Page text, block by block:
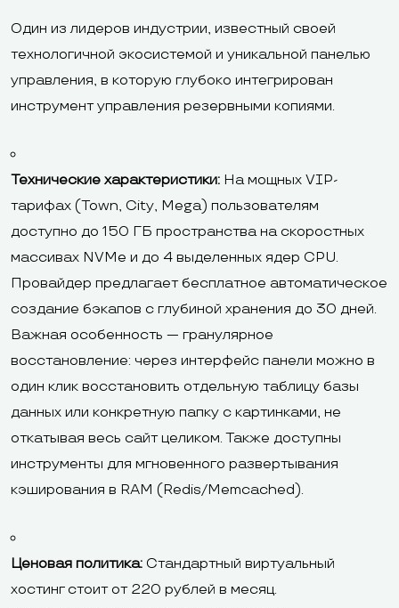
Один из лидеров индустрии, известный своей
технологичной экосистемой и уникальной панелью
управления, в которую глубоко интегрирован
инструмент управления резервными копиями.
Технические характеристики: На мощных VIP-
тарифах (Town, City, Mega) пользователям
доступно до 150 ГБ пространства на скоростных
массивах NVMe и до 4 выделенных ядер CPU.
Провайдер предлагает бесплатное автоматическое
создание бэкапов с глубиной хранения до 30 дней.
Важная особенность — гранулярное
восстановление: через интерфейс панели можно в
один клик восстановить отдельную таблицу базы
данных или конкретную папку с картинками, не
откатывая весь сайт целиком. Также доступны
инструменты для мгновенного развертывания
кэширования в RAM (Redis/Memcached).
Ценовая политика: Стандартный виртуальный
хостинг стоит от 220 рублей в месяц.